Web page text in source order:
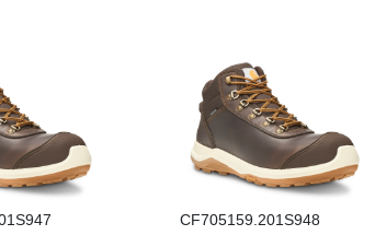
CF705159.201S948